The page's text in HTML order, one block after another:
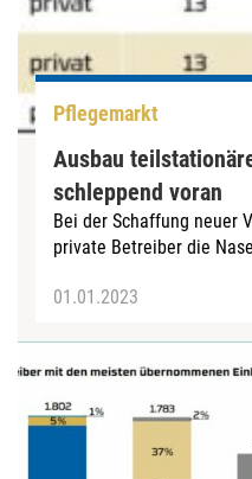
Pflegemarkt
Ausbau
schleppend voran
Bei der Schaffung neuer
private Betreiber die
01.01.2023